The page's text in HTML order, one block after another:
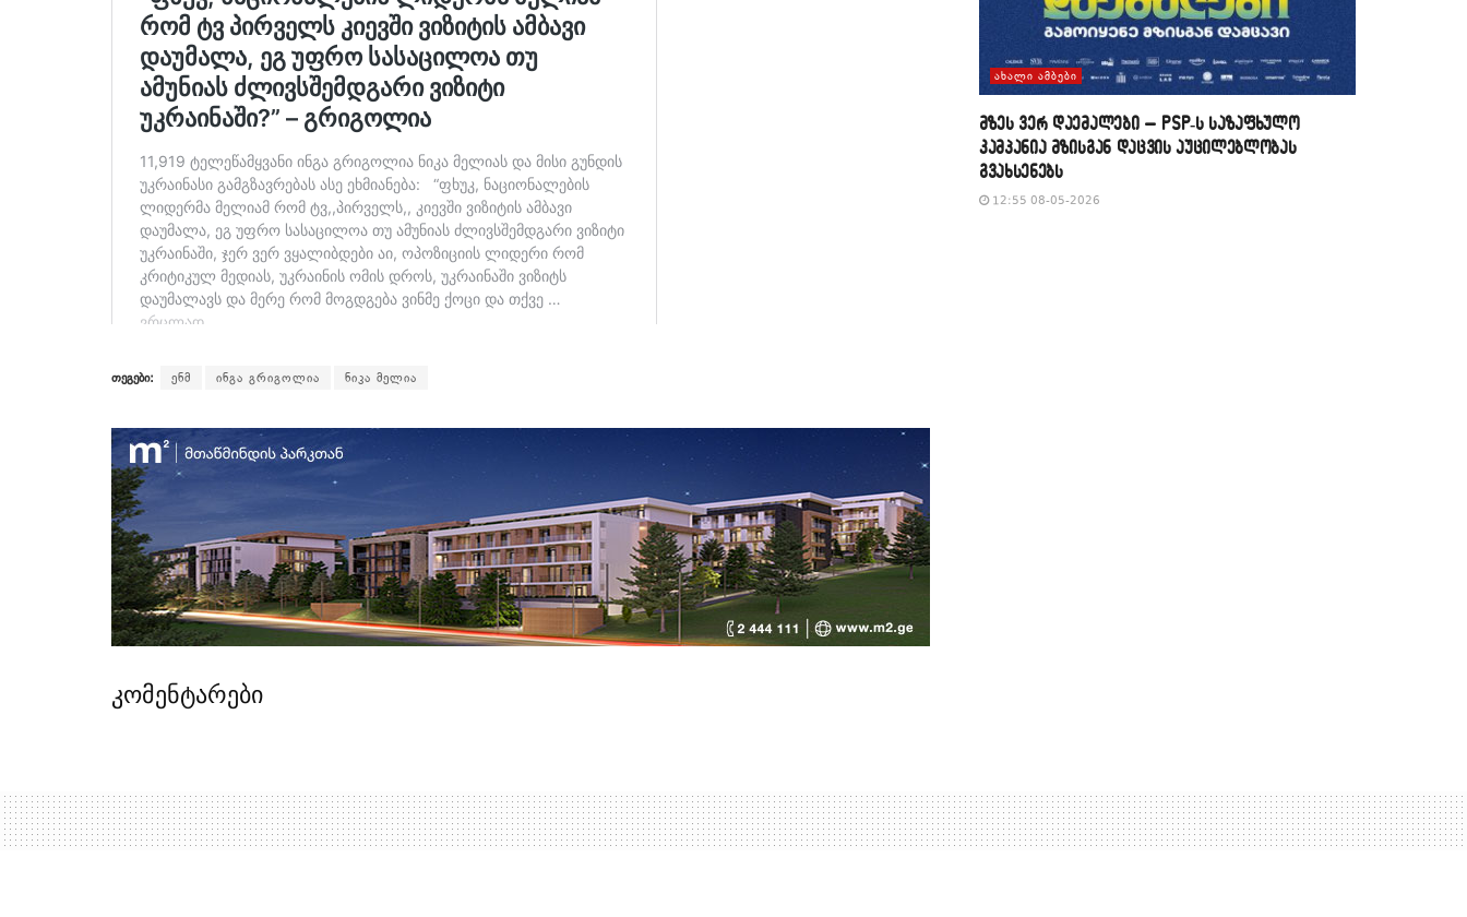
თეგები: ენმ ინგა გრიგოლია ნიკა მელია
კომენტარები
ᲐᲮᲐᲚᲘ ᲐᲛᲑᲔᲑᲘ
მზეს ვერ დაემალები – PSP-ს საზაფხულო
კამპანია მზისგან დაცვის აუცილებლობას
გვახსენებს
12:55 08-05-2026